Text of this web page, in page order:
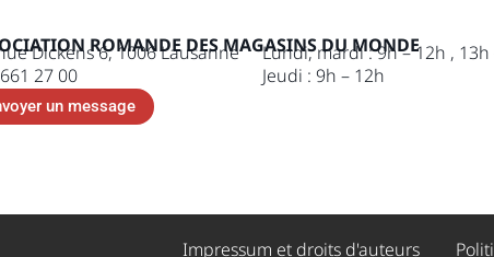
ROMANDE DES MAGASINS DU MONDE
Dickens 6, 1006 Lausanne
27 00
Lundi, mardi : 9h – 12h , 13h
Jeudi : 9h – 12h
un message
Impressum et droits d'auteurs ​